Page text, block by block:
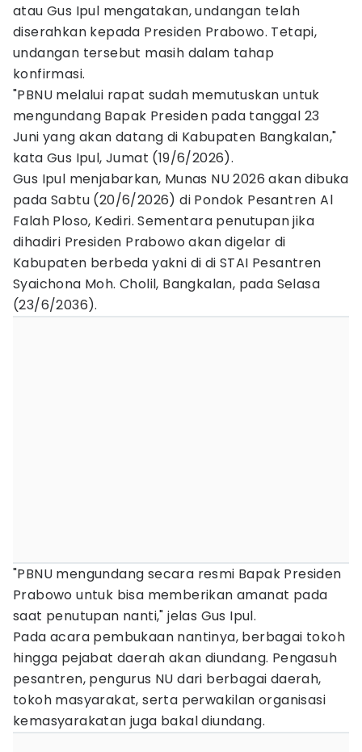
atau Gus Ipul mengatakan, undangan telah
diserahkan kepada Presiden Prabowo. Tetapi,
undangan tersebut masih dalam tahap
konfirmasi.
"PBNU melalui rapat sudah memutuskan untuk
mengundang Bapak Presiden pada tanggal 23
Juni yang akan datang di Kabupaten Bangkalan,"
kata Gus Ipul, Jumat (19/6/2026).
Gus Ipul menjabarkan, Munas NU 2026 akan dibuka
pada Sabtu (20/6/2026) di Pondok Pesantren Al
Falah Ploso, Kediri. Sementara penutupan jika
dihadiri Presiden Prabowo akan digelar di
Kabupaten berbeda yakni di di STAI Pesantren
Syaichona Moh. Cholil, Bangkalan, pada Selasa
(23/6/2036).
"PBNU mengundang secara resmi Bapak Presiden
Prabowo untuk bisa memberikan amanat pada
saat penutupan nanti," jelas Gus Ipul.
Pada acara pembukaan nantinya, berbagai tokoh
hingga pejabat daerah akan diundang. Pengasuh
pesantren, pengurus NU dari berbagai daerah,
tokoh masyarakat, serta perwakilan organisasi
kemasyarakatan juga bakal diundang.